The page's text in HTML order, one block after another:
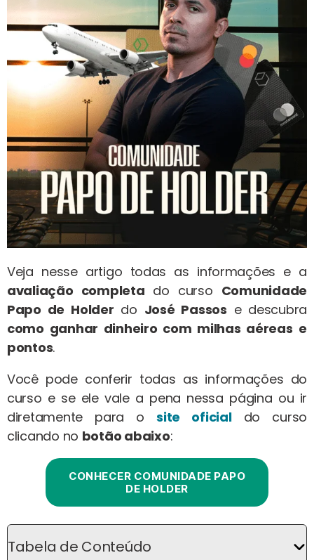
Veja nesse artigo todas as informações e a
avaliação completa do curso Comunidade
Papo de Holder do José Passos e descubra
como ganhar dinheiro com milhas aéreas e
pontos.
Você pode conferir todas as informações do
curso e se ele vale a pena nessa página ou ir
diretamente para osite oficialdo curso
clicando no botão abaixo:
CONHECER COMUNIDADE PAPO
DE HOLDER
Tabela de Conteúdo